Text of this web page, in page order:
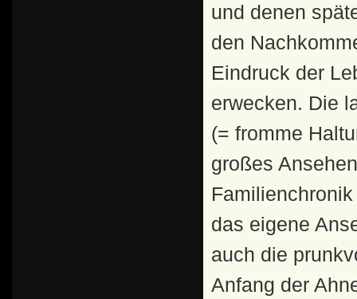
und denen
den
Eindruck der
erwecken. Die
(= fromme
großes
das eigene
auch die
Anfang der